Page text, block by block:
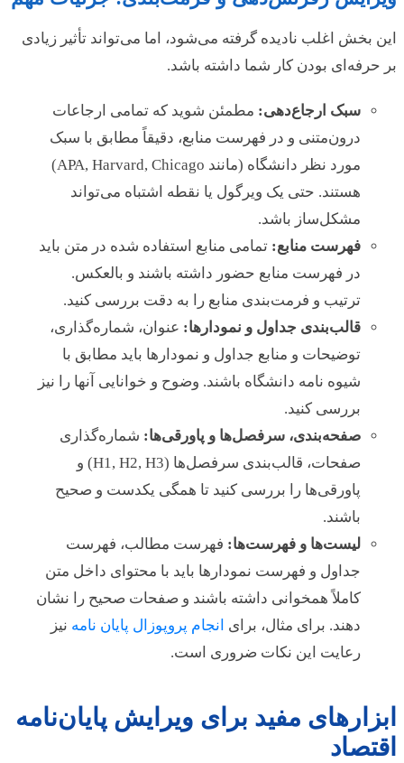
این بخش اغلب نادیده گرفته می‌شود، اما می‌تواند تأثیر زیادی
بر حرفه‌ای بودن کار شما داشته باشد.
سبک ارجاع‌دهی: مطمئن شوید که تمامی ارجاعات
درون‌متنی و در فهرست منابع، دقیقاً مطابق با سبک
مورد نظر دانشگاه (مانند APA, Harvard, Chicago)
هستند. حتی یک ویرگول یا نقطه اشتباه می‌تواند
مشکل‌ساز باشد.
فهرست منابع: تمامی منابع استفاده شده در متن باید
در فهرست منابع حضور داشته باشند و بالعکس.
ترتیب و فرمت‌بندی منابع را به دقت بررسی کنید.
قالب‌بندی جداول و نمودارها: عنوان، شماره‌گذاری،
توضیحات و منابع جداول و نمودارها باید مطابق با
شیوه نامه دانشگاه باشند. وضوح و خوانایی آنها را نیز
بررسی کنید.
صفحه‌بندی، سرفصل‌ها و پاورقی‌ها: شماره‌گذاری
صفحات، قالب‌بندی سرفصل‌ها (H1, H2, H3) و
پاورقی‌ها را بررسی کنید تا همگی یکدست و صحیح
باشند.
لیست‌ها و فهرست‌ها: فهرست مطالب، فهرست
جداول و فهرست نمودارها باید با محتوای داخل متن
کاملاً همخوانی داشته باشند و صفحات صحیح را نشان
دهند. برای مثال، برای انجام پروپوزال پایان نامه نیز
رعایت این نکات ضروری است.
ابزارهای مفید برای ویرایش پایان‌نامه
اقتصاد